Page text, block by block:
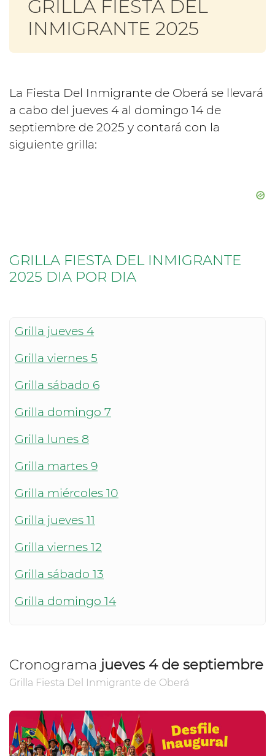
GRILLA FIESTA DEL
INMIGRANTE 2025
La Fiesta Del Inmigrante de Oberá se llevará
a cabo del jueves 4 al domingo 14 de
septiembre de 2025 y contará con la
siguiente grilla:
GRILLA FIESTA DEL INMIGRANTE
2025 DIA POR DIA
Grilla jueves 4
Grilla viernes 5
Grilla sábado 6
Grilla domingo 7
Grilla lunes 8
Grilla martes 9
Grilla miércoles 10
Grilla jueves 11
Grilla viernes 12
Grilla sábado 13
Grilla domingo 14
Cronograma jueves 4 de septiembre
Grilla Fiesta Del Inmigrante de Oberá